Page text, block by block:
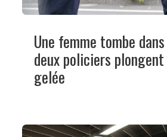
Une femme tombe
deux policiers plongent
gelée